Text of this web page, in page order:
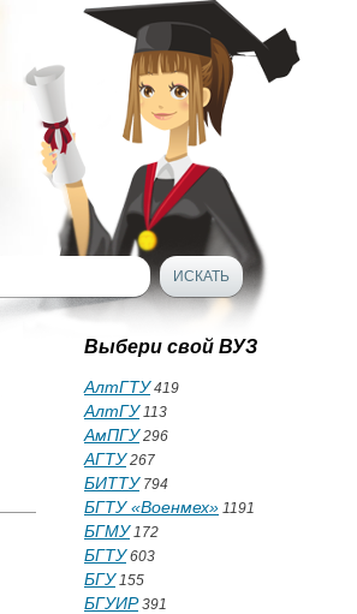
Выбери свой ВУЗ
АлтГТУ419
АлтГУ113
АмПГУ296
АГТУ267
БИТТУ794
БГТУ «Военмех» 1191
БГМУ172
БГТУ603
БГУ155
БГУИР391